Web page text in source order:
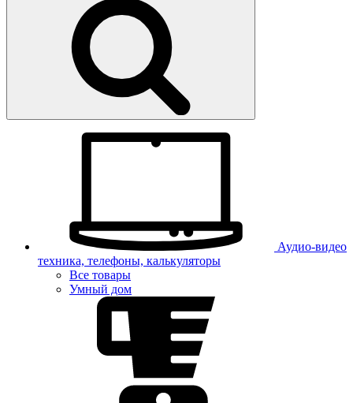
Аудио-видео
техника, телефоны, калькуляторы
Все товары
Умный дом